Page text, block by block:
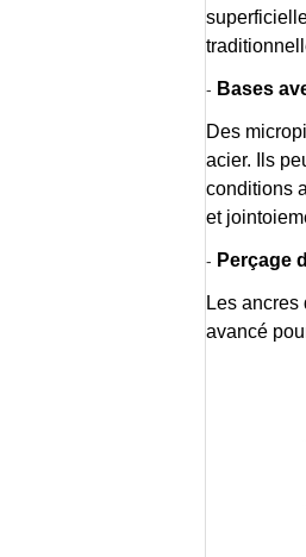
- Bases
Des
acier. Ils
conditions
et
- Perçage
Les
avancé